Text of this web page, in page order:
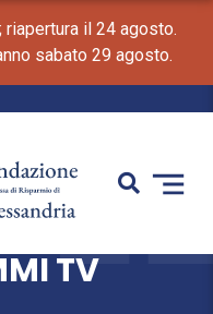
il 24 agosto.
sabato 29 agosto.
TV